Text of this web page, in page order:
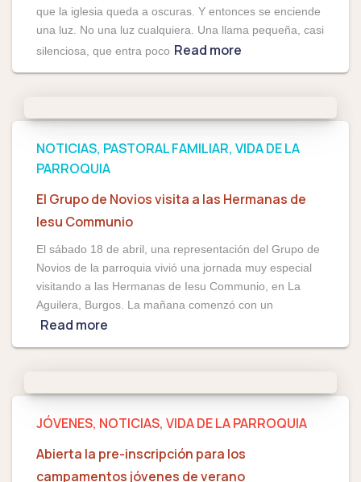
que la iglesia queda a oscuras. Y entonces se enciende
una luz. No una luz cualquiera. Una llama pequeña, casi
silenciosa, que entra poco Read more
NOTICIAS PASTORAL FAMILIAR VIDA DE LA
PARROQUIA
El Grupo de Novios visita a las Hermanas de
Iesu Communio
El sábado 18 de abril, una representación del Grupo de
Novios de la parroquia vivió una jornada muy especial
visitando a las Hermanas de Iesu Communio, en La
Aguilera, Burgos. La mañana comenzó con un
Read more
JÓVENES NOTICIAS VIDA DE LA PARROQUIA
Abierta la pre-inscripción para los
campamentos jóvenes de verano